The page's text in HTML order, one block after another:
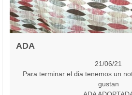
ADA
21/06/21
Para terminar el dia tenemos un
gustan